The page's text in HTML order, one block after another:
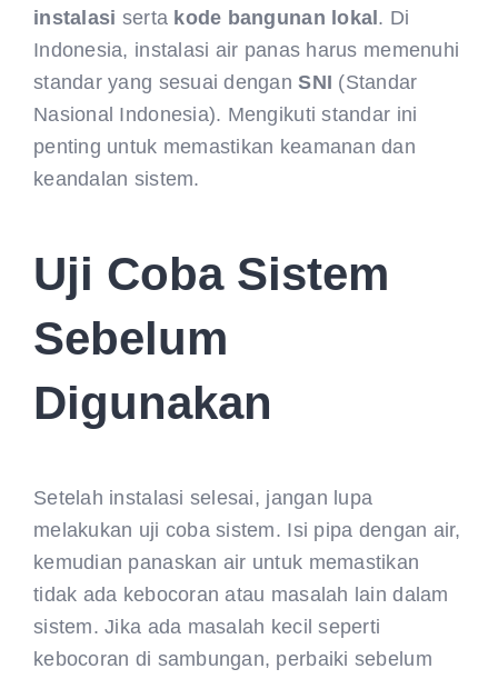
instalasi serta kode bangunan lokal . Di
Indonesia, instalasi air panas harus memenuhi
standar yang sesuai denganSNI (Standar
Nasional Indonesia). Mengikuti standar ini
penting untuk memastikan keamanan dan
keandalan sistem.
Uji Coba Sistem
Sebelum
Digunakan
Setelah instalasi selesai, jangan lupa
melakukan uji coba sistem. Isi pipa dengan air,
kemudian panaskan air untuk memastikan
tidak ada kebocoran atau masalah lain dalam
sistem. Jika ada masalah kecil seperti
kebocoran di sambungan, perbaiki sebelum